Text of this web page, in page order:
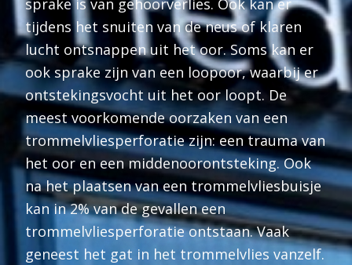
sprake is van gehoorverlies. Ook kan er
tijdens het snuiten van de neus of klaren
lucht ontsnappen uit het oor. Soms kan er
ook sprake zijn van een loopoor, waarbij er
ontstekingsvocht uit het oor loopt. De
meest voorkomende oorzaken van een
trommelvliesperforatie zijn: een trauma van
het oor en een middenoorontsteking. Ook
na het plaatsen van een trommelvliesbuisje
kan in 2% van de gevallen een
trommelvliesperforatie ontstaan. Vaak
geneest het gat in het trommelvlies vanzelf.